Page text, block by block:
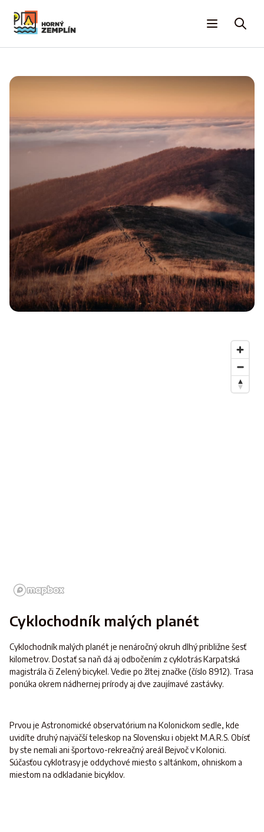
Cyklochodník malých planét
Cyklochodník malých planét je nenáročný okruh dlhý približne šesť
kilometrov. Dostať sa naň dá aj odbočením z cyklotrás Karpatská
magistrála či Zelený bicykel. Vedie po žltej značke (číslo 8912). Trasa
ponúka okrem nádhernej prírody aj dve zaujímavé zastávky.
Prvou je Astronomické observatórium na Kolonickom sedle, kde
uvidíte druhý najväčší teleskop na Slovensku i objekt M.A.R.S. Obísť
by ste nemali ani športovo-rekreačný areál Bejvoč v Kolonici.
Súčasťou cyklotrasy je oddychové miesto s altánkom, ohniskom a
miestom na odkladanie bicyklov.